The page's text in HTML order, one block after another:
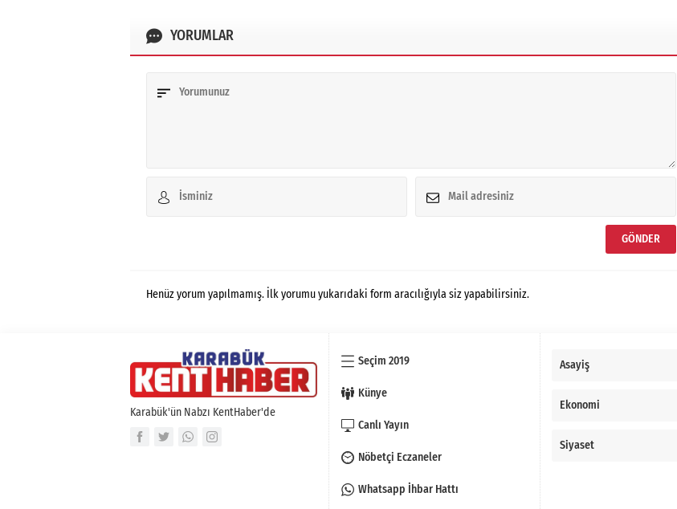
YORUMLAR
Henüz yorum yapılmamış. İlk yorumu yukarıdaki form aracılığıyla siz yapabilirsiniz.
Karabük'ün Nabzı KentHaber'de
Seçim 2019
Künye
Canlı Yayın
Nöbetçi Eczaneler
Whatsapp İhbar Hattı
Asayiş
Ekonomi
Siyaset